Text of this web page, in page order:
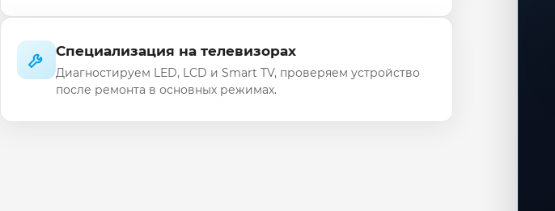
Специализация на телевизорах
Диагностируем LED, LCD и Smart TV, проверяем устройство
после ремонта в основных режимах.